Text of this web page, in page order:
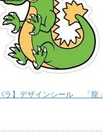
ラ】デザインシール 「龍」